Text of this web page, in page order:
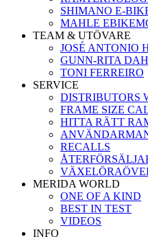
SHIMANO E-
MAHLE
TEAM & UTÖVARE
JOSÉ ANTONIO
GUNN-RITA
TONI FERREIRO
SERVICE
DISTRIBUTORS
FRAME SIZE
HITTA RÄTT
RECALLS
MERIDA WORLD
ONE OF A KIND
BEST IN TEST
VIDEOS
INFO